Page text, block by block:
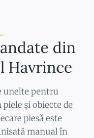
din
Havrince
unelte pentru
și obiecte de
piesă este
manual în